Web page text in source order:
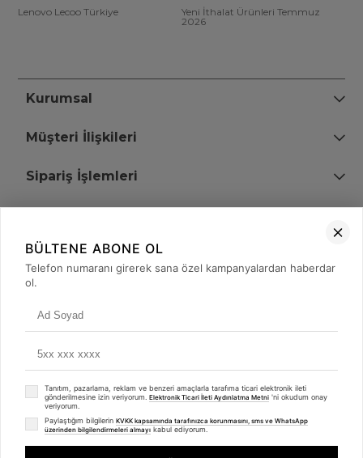
Lenovo Lecoo Türkiye
Yeni İthalat Ürünleri Temmuz
2026
Kurumsal
Müşteri İlişkileri
Sipariş İşlemleri
+90 (850) 473 08 08
© 2008 - 2026merterelektronik.com
Whatsapp
BÜLTENE ABONE OL
Telefon numaranı girerek sana özel kampanyalardan haberdar
ol.
Tanıtım, pazarlama, reklam ve benzeri amaçlarla tarafıma ticari elektronik ileti
gönderilmesine izin veriyorum. Elektronik Ticari İleti Aydınlatma Metni 'ni okudum onay
veriyorum.
Paylaştığım bilgilerin KVKK kapsamında tarafınızca korunmasını, sms ve WhatsApp
üzerinden bilgilendirmeleri almayı kabul ediyorum.